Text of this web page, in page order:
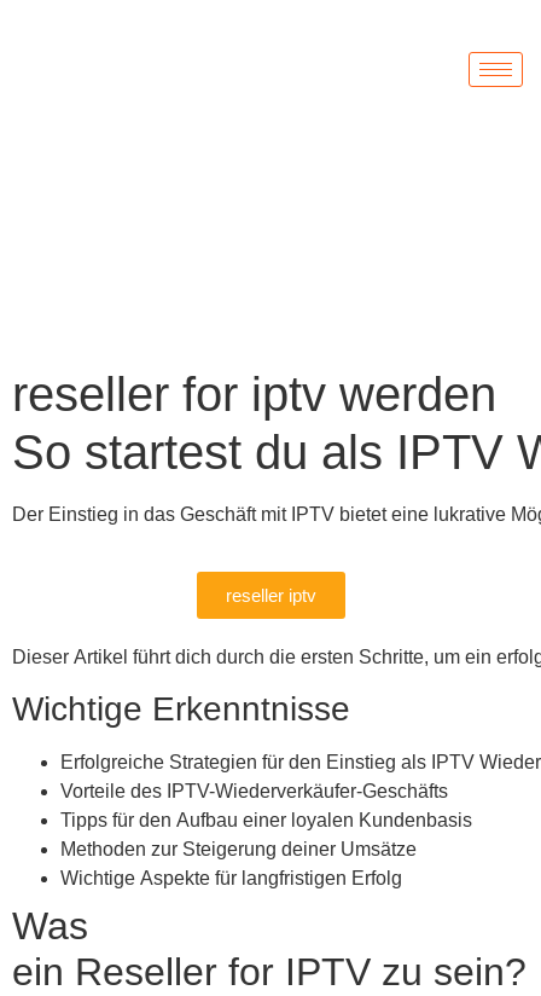
reseller for iptv werden
So startest du als IPTV
Der Einstieg in das Geschäft mit IPTV bietet eine lukrative
reseller iptv
Dieser Artikel führt dich durch die ersten Schritte, um ein
Wichtige Erkenntnisse
Erfolgreiche Strategien für den Einstieg als IPTV
Vorteile des IPTV-Wiederverkäufer-Geschäfts
Tipps für den Aufbau einer loyalen Kundenbasis
Methoden zur Steigerung deiner Umsätze
Wichtige Aspekte für langfristigen Erfolg
Was
ein Reseller for IPTV zu sein?